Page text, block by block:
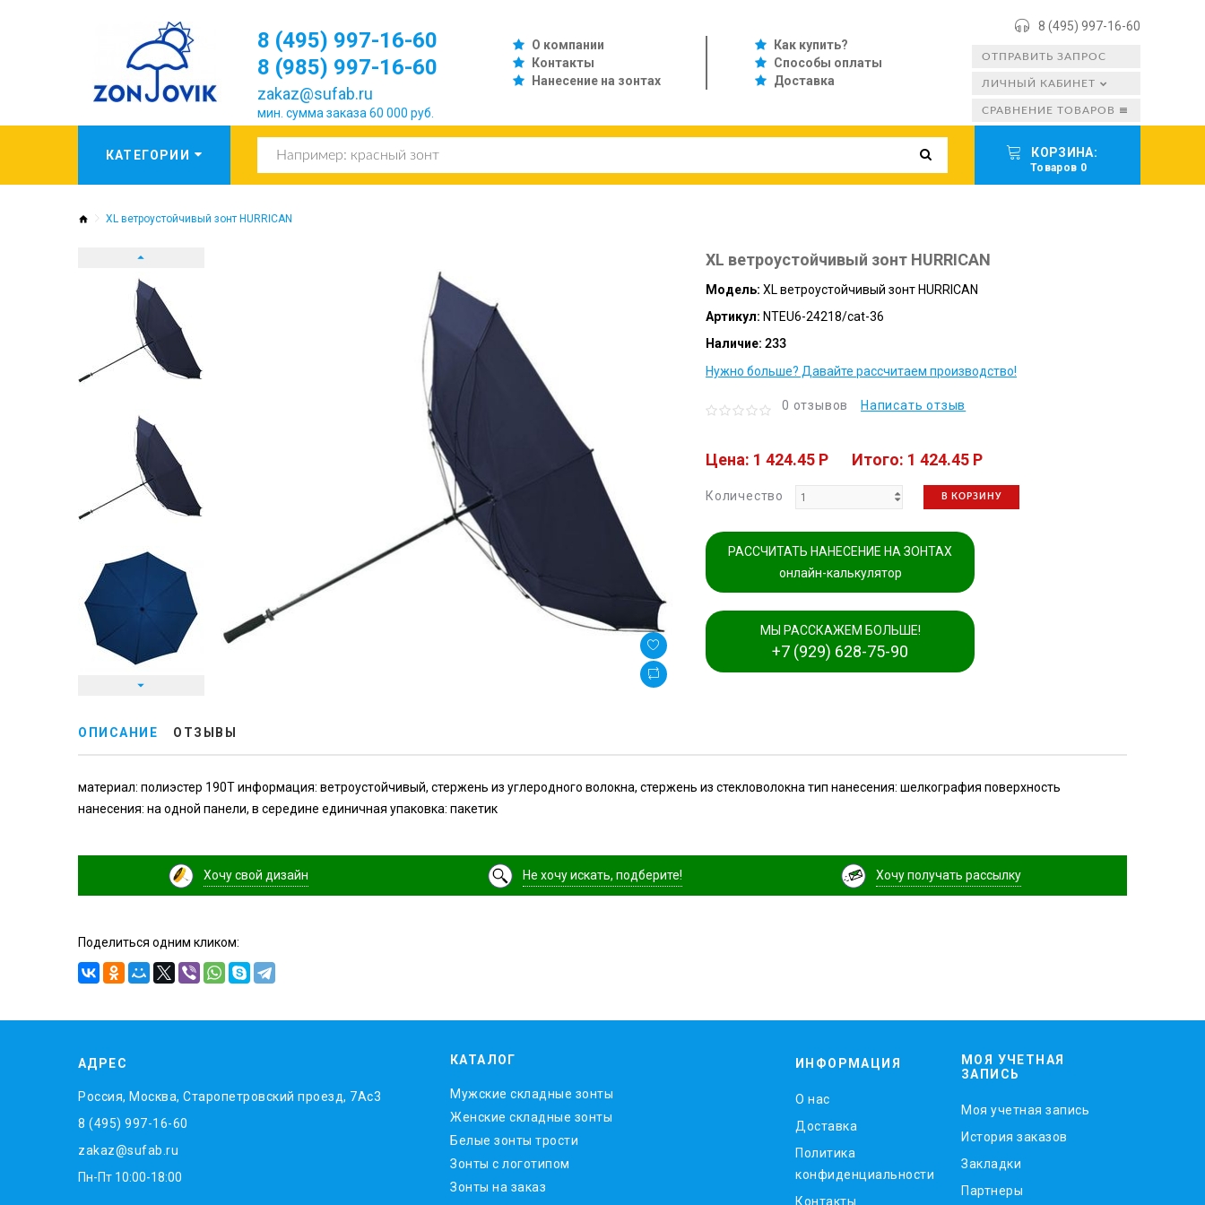
О компании
Контакты
Нанесение на зонтах
Как купить?
Способы оплаты
Доставка
8 (495) 997-16-60
8 (495) 997-16-60
8 (985) 997-16-60
zakaz@sufab.ru
мин. сумма заказа 60 000 руб.
ОТПРАВИТЬ ЗАПРОС
СРАВНЕНИЕ ТОВАРОВ
ЛИЧНЫЙ КАБИНЕТ
КОРЗИНА:
Товаров 0
XL ветроустойчивый зонт HURRICAN
XL ветроустойчивый зонт HURRICAN
Модель: XL ветроустойчивый зонт HURRICAN
Артикул: NTEU6-24218/cat-36
Наличие: 233
Нужно больше? Давайте рассчитаем производство!
0 отзывов Написать отзыв
Цена: 1 424.45 P Итого: 1 424.45 P
Количество В КОРЗИНУ
РАССЧИТАТЬ НАНЕСЕНИЕ НА ЗОНТАХ
онлайн-калькулятор
МЫ РАССКАЖЕМ БОЛЬШЕ!
+7 (929) 628-75-90
ОПИСАНИЕ ОТЗЫВЫ
материал: полиэстер 190T информация: ветроустойчивый, стержень из углеродного волокна, стержень из стекловолокна тип нанесения: шелкография поверхность
нанесения: на одной панели, в середине единичная упаковка: пакетик
Хочу свой дизайн Не хочу искать, подберите! Хочу получать рассылку
Поделиться одним кликом:
АДРЕС
Россия, Москва, Старопетровский проезд, 7Ас3
8 (495) 997-16-60
zakaz@sufab.ru
Пн-Пт 10:00-18:00
КАТАЛОГ
Мужские складные зонты
Женские складные зонты
Белые зонты трости
Зонты с логотипом
Зонты на заказ
ИНФОРМАЦИЯ
O нас
Доставка
Политика
конфиденциальности
Контакты
МОЯ УЧЕТНАЯ
ЗАПИСЬ
Моя учетная запись
История заказов
Закладки
Партнеры